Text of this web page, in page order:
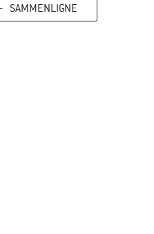
SAMMENLIGNE
her Åbnes i en infoboks
- oplysningerne får du